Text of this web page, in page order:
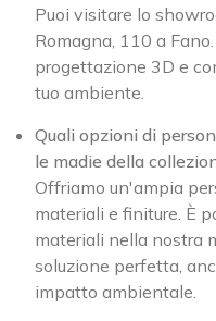
Puoi visitare lo
Romagna, 110 a
progettazione 3D e
tuo ambiente.
Quali opzioni di
le madie della
Offriamo un'ampia
materiali e finiture. È
materiali nella nostra
soluzione perfetta,
impatto ambientale.